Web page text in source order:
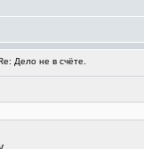
Дело не в счёте.